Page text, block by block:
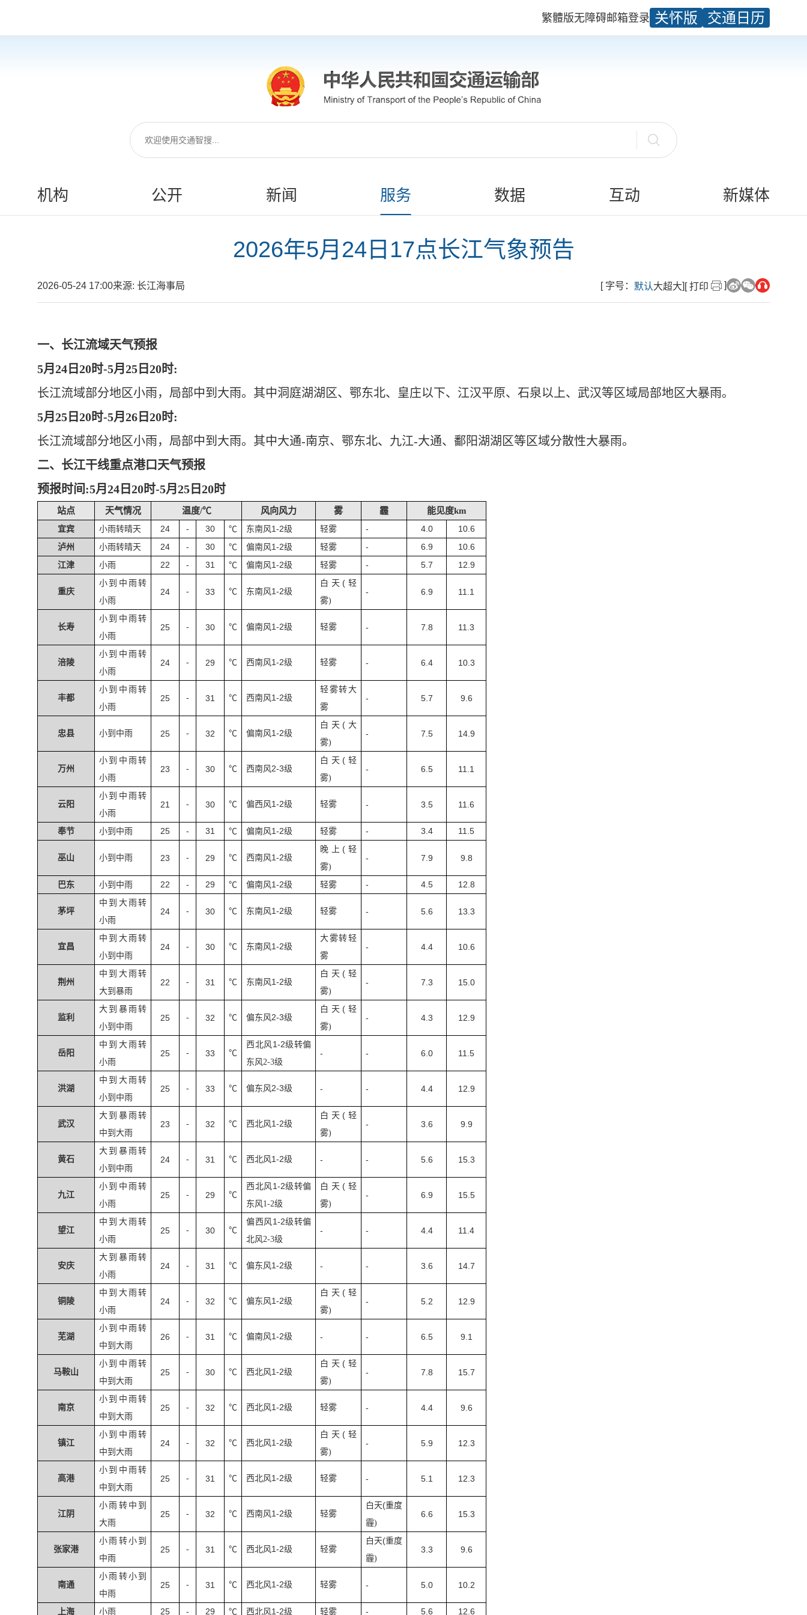
繁體版无障碍邮箱登录 关怀版 交通日历
机构 公开 新闻 服务 数据 互动 新媒体
2026年5月24日17点长江气象预告
2026-05-24 17:00来源: 长江海事局 [ 字号： 默认大超大] [ 打印 ]
一、长江流域天气预报
5月24日20时-5月25日20时:
长江流域部分地区小雨，局部中到大雨。其中洞庭湖湖区、鄂东北、皇庄以下、江汉平原、石泉以上、武汉等区域局部地区大暴雨。
5月25日20时-5月26日20时:
长江流域部分地区小雨，局部中到大雨。其中大通-南京、鄂东北、九江-大通、鄱阳湖湖区等区域分散性大暴雨。
二、长江干线重点港口天气预报
预报时间 :5月24日20时-5月25日20时
站点 天气情况 温度/℃ 风向风力 雾 霾 能见度km
宜宾 小雨转晴天 24 - 30 ℃ 东南风 1-2级 轻雾 - 4.0 10.6
泸州 小雨转晴天 24 - 30 ℃ 偏南风 1-2级 轻雾 - 6.9 10.6
江津 小雨 22 - 31 ℃ 偏南风 1-2级 轻雾 - 5.7 12.9
重庆
小到中雨转
小雨
24 - 33 ℃ 东南风 1-2级
白天 ( 轻
雾)
- 6.9 11.1
长寿
小到中雨转
小雨
25 - 30 ℃ 偏南风 1-2级 轻雾 - 7.8 11.3
涪陵
小到中雨转
小雨
24 - 29 ℃ 西南风 1-2级 轻雾 - 6.4 10.3
丰都
小到中雨转
小雨
25 - 31 ℃ 西南风 1-2级
轻雾转大
雾
- 5.7 9.6
忠县 小到中雨 25 - 32 ℃ 偏南风 1-2级
白天 ( 大
雾)
- 7.5 14.9
万州
小到中雨转
小雨
23 - 30 ℃ 西南风 2-3级
白天 ( 轻
雾)
- 6.5 11.1
云阳
小到中雨转
小雨
21 - 30 ℃ 偏西风 1-2级 轻雾 - 3.5 11.6
奉节 小到中雨 25 - 31 ℃ 偏南风 1-2级 轻雾 - 3.4 11.5
巫山 小到中雨 23 - 29 ℃ 西南风 1-2级
晚上 ( 轻
雾)
- 7.9 9.8
巴东 小到中雨 22 - 29 ℃ 偏南风 1-2级 轻雾 - 4.5 12.8
茅坪
中到大雨转
小雨
24 - 30 ℃ 东南风 1-2级 轻雾 - 5.6 13.3
宜昌
中到大雨转
小到中雨
24 - 30 ℃ 东南风 1-2级
大雾转轻
雾
- 4.4 10.6
荆州
中到大雨转
大到暴雨
22 - 31 ℃ 东南风 1-2级
白天 ( 轻
雾)
- 7.3 15.0
监利
大到暴雨转
小到中雨
25 - 32 ℃ 偏东风 2-3级
白天 ( 轻
雾)
- 4.3 12.9
岳阳
中到大雨转
小雨
25 - 33 ℃
西北风 1-2级转偏
东风 2-3级
- - 6.0 11.5
洪湖
中到大雨转
小到中雨
25 - 33 ℃ 偏东风 2-3级 - - 4.4 12.9
武汉
大到暴雨转
中到大雨
23 - 32 ℃ 西北风 1-2级
白天 ( 轻
雾)
- 3.6 9.9
黄石
大到暴雨转
小到中雨
24 - 31 ℃ 西北风 1-2级 - - 5.6 15.3
九江
小到中雨转
小雨
25 - 29 ℃
西北风 1-2级转偏
东风 1-2级
白天 ( 轻
雾)
- 6.9 15.5
望江
中到大雨转
小雨
25 - 30 ℃
偏西风 1-2级转偏
北风 2-3级
- - 4.4 11.4
安庆
大到暴雨转
小雨
24 - 31 ℃ 偏东风 1-2级 - - 3.6 14.7
铜陵
中到大雨转
小雨
24 - 32 ℃ 偏东风 1-2级
白天 ( 轻
雾)
- 5.2 12.9
芜湖
小到中雨转
中到大雨
26 - 31 ℃ 偏南风 1-2级 - - 6.5 9.1
马鞍山
小到中雨转
中到大雨
25 - 30 ℃ 西北风 1-2级
白天 ( 轻
雾)
- 7.8 15.7
南京
小到中雨转
中到大雨
25 - 32 ℃ 西北风 1-2级 轻雾 - 4.4 9.6
镇江
小到中雨转
中到大雨
24 - 32 ℃ 西北风 1-2级
白天 ( 轻
雾)
- 5.9 12.3
高港
小到中雨转
中到大雨
25 - 31 ℃ 西北风 1-2级 轻雾 - 5.1 12.3
江阴
小雨转中到
大雨
25 - 32 ℃ 西南风 1-2级 轻雾
白天(重度
霾)
6.6 15.3
张家港
小雨转小到
中雨
25 - 31 ℃ 西北风 1-2级 轻雾
白天(重度
霾)
3.3 9.6
南通
小雨转小到
中雨
25 - 31 ℃ 西北风 1-2级 轻雾 - 5.0 10.2
上海 小雨 25 - 29 ℃ 西北风 1-2级 轻雾 - 5.6 12.6